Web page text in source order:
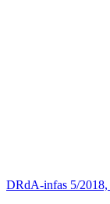
DRdA-infas 5/